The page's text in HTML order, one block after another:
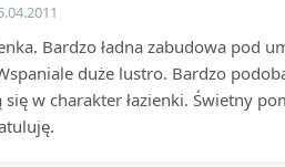
Bardzo ładna zabudowa pod
duże lustro. Bardzo
w charakter łazienki. Świetny